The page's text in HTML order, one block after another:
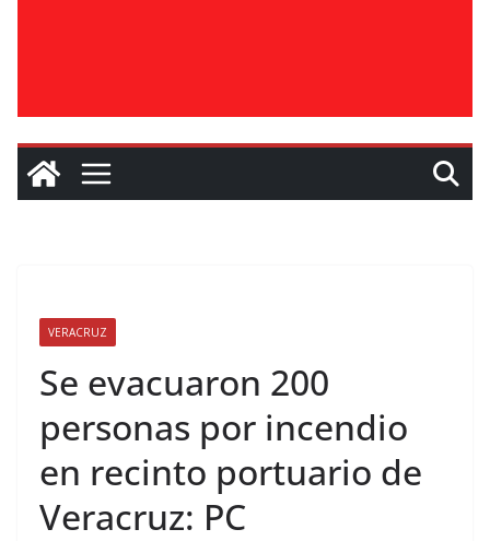
VERACRUZ
Se evacuaron 200
personas por incendio
en recinto portuario de
Veracruz: PC